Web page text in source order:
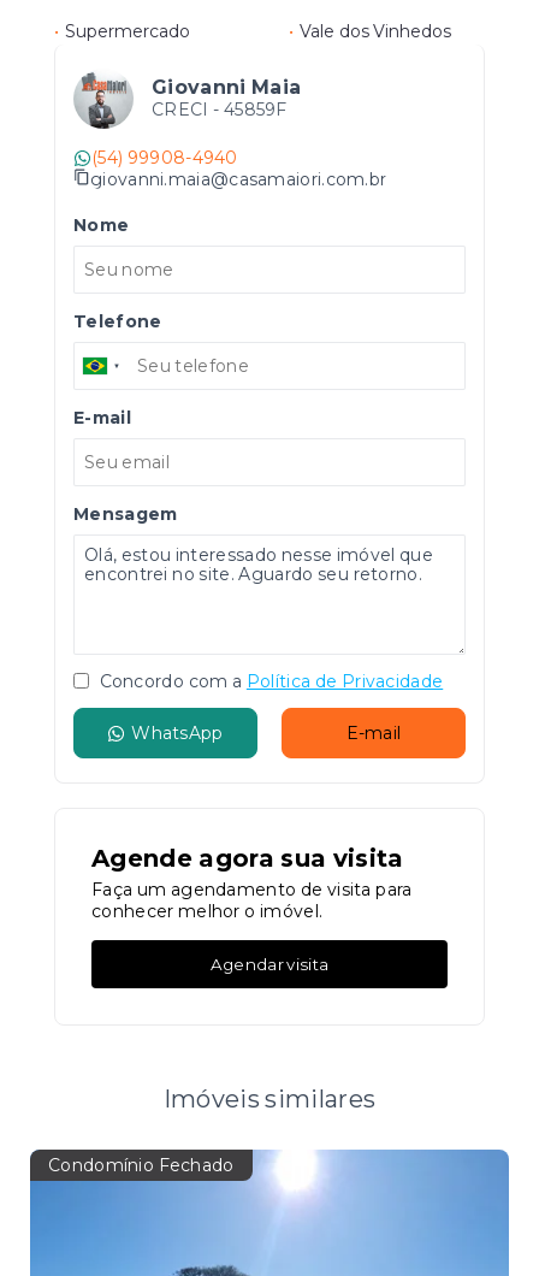
• Supermercado • Vale dos Vinhedos
Giovanni Maia
CRECI - 45859F
(54) 99908-4940
giovanni.maia@casamaiori.com.br
Nome
Telefone
E-mail
Mensagem
Concordo com a Política de Privacidade
WhatsApp E-mail
Agende agora sua visita
Faça um agendamento de visita para
conhecer melhor o imóvel.
Agendar visita
Imóveis similares
Condomínio Fechado